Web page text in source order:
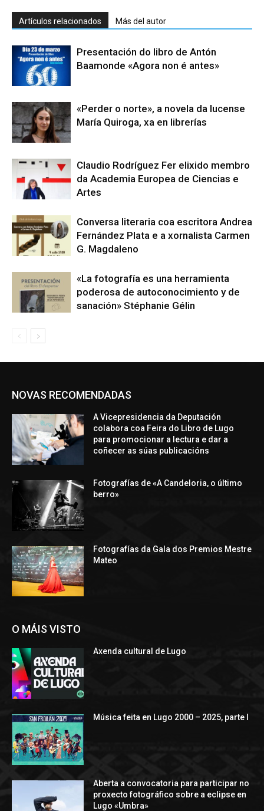
Artículos relacionados Más del autor
Presentación do libro de Antón
Baamonde «Agora non é antes»
«Perder o norte», a novela da lucense
María Quiroga, xa en librerías
Claudio Rodríguez Fer elixido membro
da Academia Europea de Ciencias e
Artes
Conversa literaria coa escritora Andrea
Fernández Plata e a xornalista Carmen
G. Magdaleno
«La fotografía es una herramienta
poderosa de autoconocimiento y de
sanación» Stéphanie Gélin
NOVAS RECOMENDADAS
A Vicepresidencia da Deputación
colabora coa Feira do Libro de Lugo
para promocionar a lectura e dar a
coñecer as súas publicacións
Fotografías de «A Candeloria, o último
berro»
Fotografías da Gala dos Premios Mestre
Mateo
O MÁIS VISTO
Axenda cultural de Lugo
Música feita en Lugo 2000 – 2025, parte I
Aberta a convocatoria para participar no
proxecto fotográfico sobre a eclipse en
Lugo «Umbra»